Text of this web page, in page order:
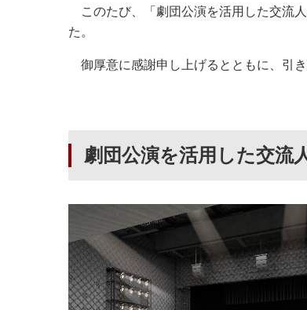
このたび、「劇団公演を活用した交流
た。
御厚意に感謝申し上げるとともに、引
劇団公演を活用した交流